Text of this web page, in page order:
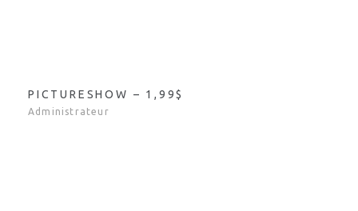
PICTURESHOW – 1,99$
Administrateur